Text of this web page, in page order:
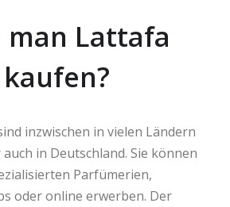
man Lattafa
inzwischen in vielen Ländern
in Deutschland. Sie können
Parfümerien,
oder online erwerben. Der